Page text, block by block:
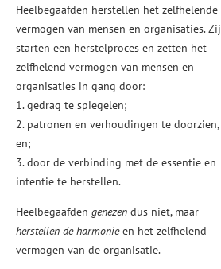
Heelbegaafden herstellen het zelfhelende
vermogen van mensen en organisaties. Zij
starten een herstelproces en zetten het
zelfhelend vermogen van mensen en
organisaties in gang door:
1. gedrag te spiegelen;
2. patronen en verhoudingen te doorzien,
en;
3. door de verbinding met de essentie en
intentie te herstellen.
Heelbegaafden genezen dus niet, maar
herstellen de harmonieen het zelfhelend
vermogen van de organisatie.